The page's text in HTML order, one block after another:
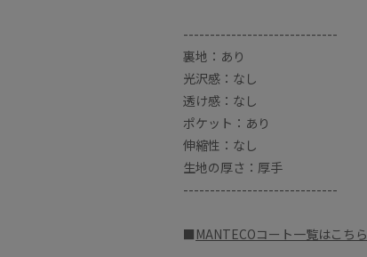
-----------------------------
裏地：あり
光沢感：なし
透け感：なし
ポケット：あり
伸縮性：なし
生地の厚さ：厚手
-----------------------------
■ MANTECOコート一覧はこちら